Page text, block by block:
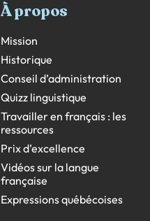
À propos
Mission
Historique
Conseil d’administration
Quizz linguistique
Travailler en français : les
ressources
Prix d’excellence
Vidéos sur la langue
française
Expressions québécoises